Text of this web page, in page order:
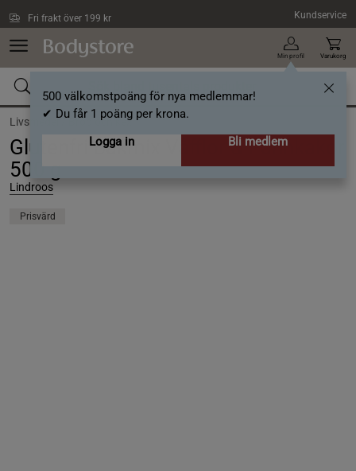
Fri frakt över 199 kr Kundservice
Min profil
500 välkomstpoäng för nya medlemmar!
✔ Du får 1 poäng per krona.
Logga in
Bli medlem
Varukorg
Livsmedel /Bröd och kex
Glutenfri Bakmix Våfflor & Pannkakor
500 g
Lindroos
Prisvärd